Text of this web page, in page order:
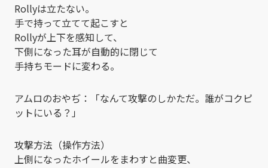
Rollyは立たない。
手で持って立てて起こすと
Rollyが上下を感知して、
下側になった耳が自動的に閉じて
手持ちモードに変わる。
アムロのおやぢ：「なんて攻撃のしかただ。誰がコクピ
ットにいる？」
攻撃方法（操作方法）
上側になったホイールをまわすと曲変更、